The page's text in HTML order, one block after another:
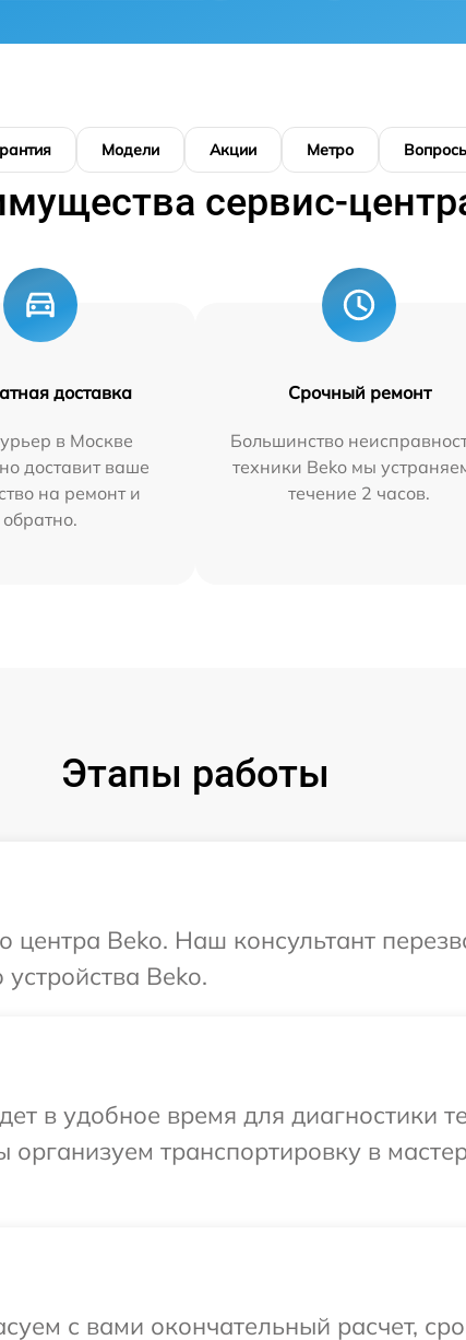
Модели Акции Метро
сервис-
доставка
в Москве
доставит ваше
на ремонт и
обратно.
Срочный ремонт
Большинство
техники Beko мы
течение 2 часов.
Этапы работы
центра Beko. Наш консультант
Beko.
в удобное время для диагностики
транспортировку в
с вами окончательный расчет,